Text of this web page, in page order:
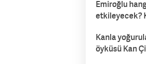
Emiroğlu
etkileyecek?
Kanla
öyküsü Kan